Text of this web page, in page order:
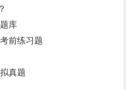
库
前练习题
真题